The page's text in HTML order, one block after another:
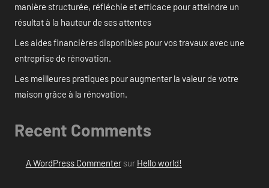
manière structurée, réfléchie et efficace pour atteindre un
résultat à la hauteur de ses attentes
Les aides financières disponibles pour vos travaux avec une
entreprise de rénovation.
Les meilleures pratiques pour augmenter la valeur de votre
maison grâce à la rénovation.
Recent Comments
A WordPress Commentersur Hello world!